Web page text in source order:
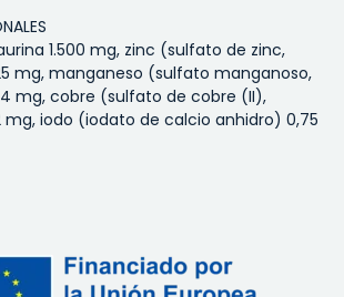
1.500 mg, zinc (sulfato de zinc,
mg, manganeso (sulfato manganoso,
mg, cobre (sulfato de cobre (II),
iodo (iodato de calcio anhidro) 0,75